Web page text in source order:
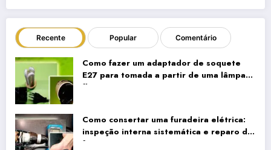
Recente Popular Comentário
Como fazer um adaptador de soquete
E27 para tomada a partir de uma lâmpada
fluorescente compacta antiga
Como consertar uma furadeira elétrica:
inspeção interna sistemática e reparo da
fiação